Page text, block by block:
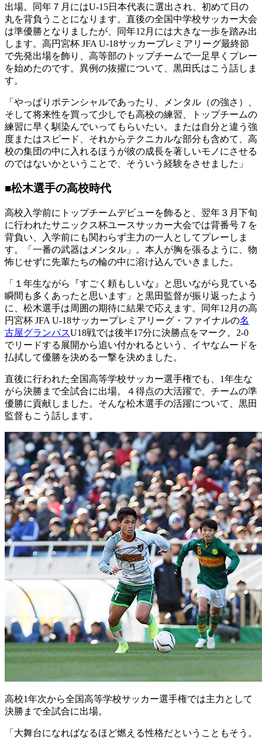
出場。同年７月にはU-15日本代表に選出され、初めて日の
丸を背負うことになります。直後の全国中学校サッカー大会
は準優勝となりましたが、同年12月には大きな一歩を踏み出
します。高円宮杯 JFA U-18サッカープレミアリーグ最終節
で先発出場を飾り、高等部のトップチームで一足早くプレー
を始めたのです。異例の抜擢について、黒田氏はこう話しま
す。
「やっぱりポテンシャルであったり、メンタル（の強さ）、
そして将来性を買って少しでも高校の練習、トップチームの
練習に早く馴染んでいってもらいたい。または自分と違う強
度またはスピード、それからテクニカルな部分も含めて、高
校の集団の中に入れるほうが彼の成長を著しいモノにさせる
のではないかということで、そういう経験をさせました」
■松木選手の高校時代
高校入学前にトップチームデビューを飾ると、翌年３月下旬
に行われたサニックス杯ユースサッカー大会では背番号７を
背負い、入学前にも関わらず主力の一人としてプレーしま
す。「一番の武器はメンタル」。本人が胸を張るように、物
怖じせずに先輩たちの輪の中に溶け込んでいきました。
「１年生ながら『すごく頼もしいな』と思いながら見ている
瞬間も多くあったと思います」と黒田監督が振り返ったよう
に、松木選手は周囲の期待に結果で応えます。同年12月の高
円宮杯 JFA U-18サッカープレミアリーグ・ファイナルの名
古屋グランパスU18戦では後半17分に決勝点をマーク。2-0
でリードする展開から追い付かれるという、イヤなムードを
払拭して優勝を決める一撃を決めました。
直後に行われた全国高等学校サッカー選手権でも、1年生な
がら決勝まで全試合に出場。４得点の大活躍で、チームの準
優勝に貢献しました。そんな松木選手の活躍について、黒田
監督もこう話します。
高校1年次から全国高等学校サッカー選手権では主力として
決勝まで全試合に出場。
「大舞台になればなるほど燃える性格だということもそう。